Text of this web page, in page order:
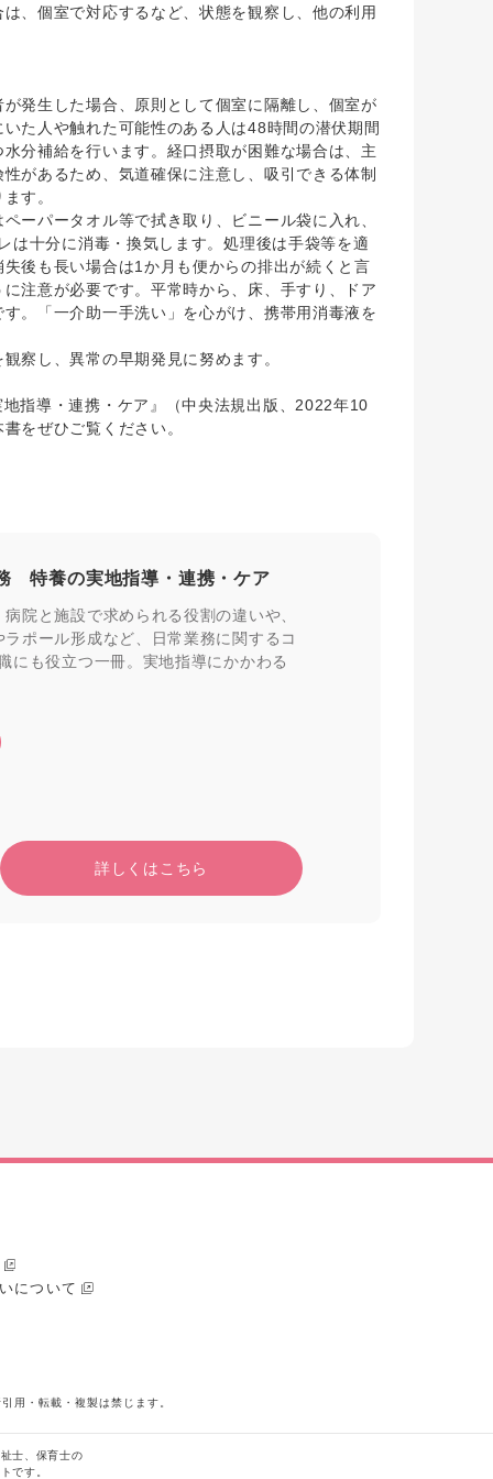
、個室で対応するなど、状態を観察し、他の利用
発生した場合、原則として個室に隔離し、個室が
た人や触れた可能性のある人は48時間の潜伏期間
分補給を行います。経口摂取が困難な場合は、主
があるため、気道確保に注意し、吸引できる体制
す。
パータオル等で拭き取り、ビニール袋に入れ、
は十分に消毒・換気します。処理後は手袋等を適
後も長い場合は1か月も便からの排出が続くと言
注意が必要です。平常時から、床、手すり、ドア
。「一介助一手洗い」を心がけ、携帯用消毒液を
察し、異常の早期発見に努めます。
指導・連携・ケア』（中央法規出版、2022年10
をぜひご覧ください。
特養の実地指導・連携・ケア
院と施設で求められる役割の違いや、
ポール形成など、日常業務に関するコ
にも役立つ一冊。実地指導にかかわる
詳しくはこちら
について
用・転載・複製は禁じます。
士、保育士の
です。